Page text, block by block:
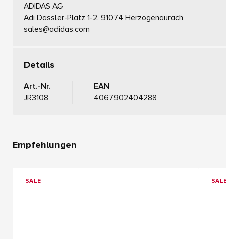
ADIDAS AG
Adi Dassler-Platz 1-2, 91074 Herzogenaurach
sales@adidas.com
Details
Art.-Nr.
JR3108
EAN
4067902404288
Empfehlungen
SALE